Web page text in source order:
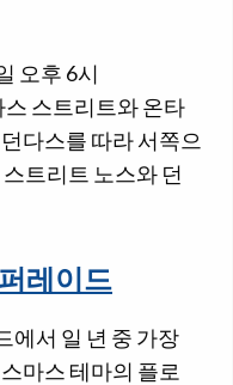
오후 6시
스트리트와 온타
다스를 따라 서쪽으
트리트 노스와 던
레이드
에서 일 년 중 가장
마스 테마의 플로